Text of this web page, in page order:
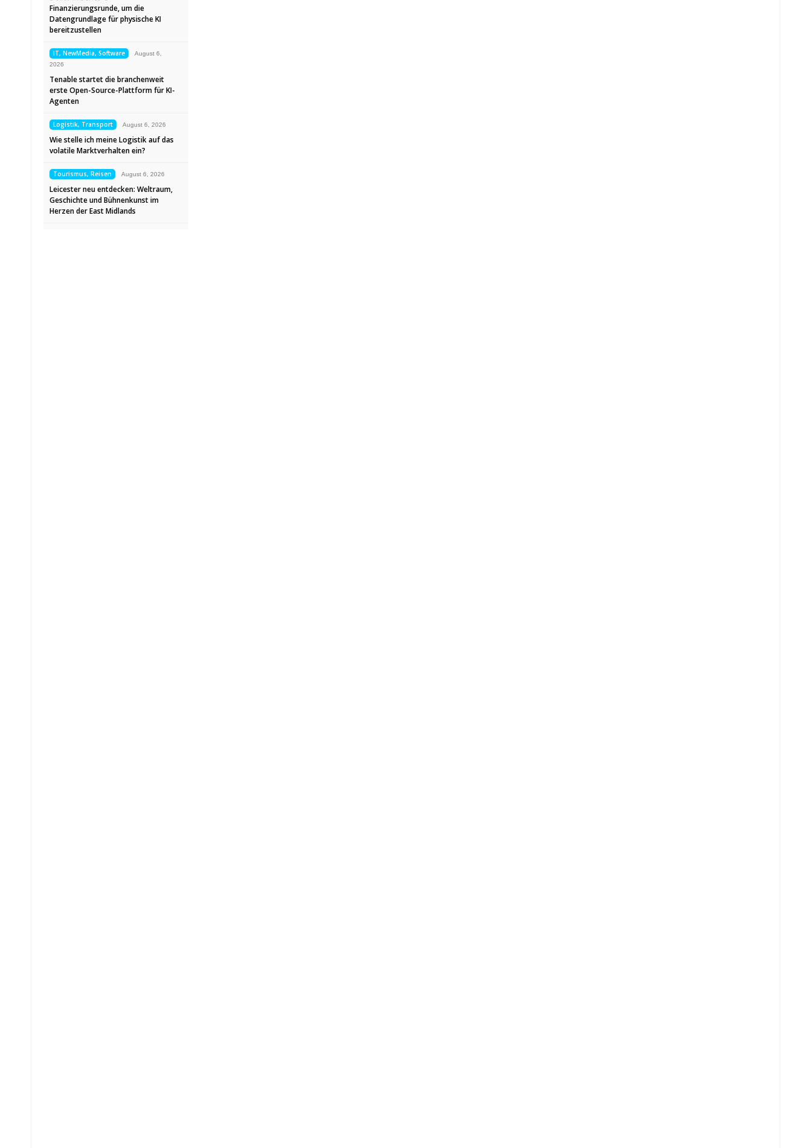
Finanzierungsrunde, um die
Datengrundlage für physische KI
bereitzustellen
IT, NewMedia, Software
August 6,
2026
Tenable startet die branchenweit
erste Open-Source-Plattform für KI-
Agenten
Logistik, Transport August 6, 2026
Wie stelle ich meine Logistik auf das
volatile Marktverhalten ein?
Tourismus, Reisen August 6, 2026
Leicester neu entdecken: Weltraum,
Geschichte und Bühnenkunst im
Herzen der East Midlands